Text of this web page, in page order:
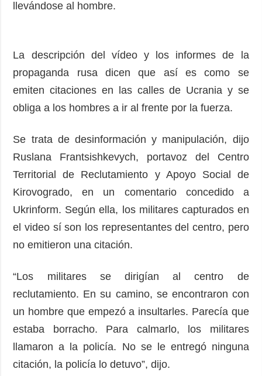
llevándose al hombre.
La descripción del vídeo y los informes de la
propaganda rusa dicen que así es como se
emiten citaciones en las calles de Ucrania y se
obliga a los hombres a ir al frente por la fuerza.
Se trata de desinformación y manipulación, dijo
Ruslana Frantsishkevych, portavoz del Centro
Territorial de Reclutamiento y Apoyo Social de
Kirovogrado, en un comentario concedido a
Ukrinform. Según ella, los militares capturados en
el video sí son los representantes del centro, pero
no emitieron una citación.
“Los militares se dirigían al centro de
reclutamiento. En su camino, se encontraron con
un hombre que empezó a insultarles. Parecía que
estaba borracho. Para calmarlo, los militares
llamaron a la policía. No se le entregó ninguna
citación, la policía lo detuvo”, dijo.